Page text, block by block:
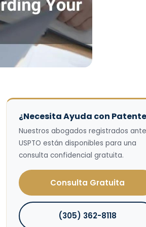
¿Necesita Ayuda con
Nuestros abogados registrados
USPTO están disponibles para una
consulta confidencial gratuita.
Consulta Gratuita
(305) 362-8118